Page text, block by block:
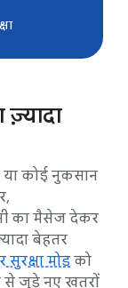
ज़्यादा
या कोई नुकसान
का मैसेज देकर
बेहतर
सुरक्षा मोड को
से जुड़े नए खतरों